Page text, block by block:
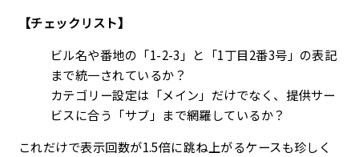
【チェックリスト】
ビル名や番地の「1-2-3」と「1丁目2番3号」の表記
まで統一されているか？
カテゴリー設定は「メイン」だけでなく、提供サー
ビスに合う「サブ」まで網羅しているか？
これだけで表示回数が1.5倍に跳ね上がるケースも珍しく